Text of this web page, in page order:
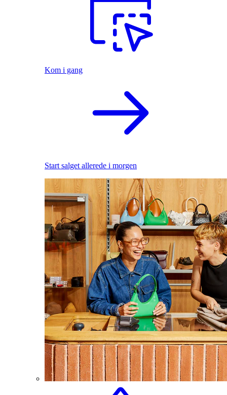
Kom i gang
Start salget allerede i morgen